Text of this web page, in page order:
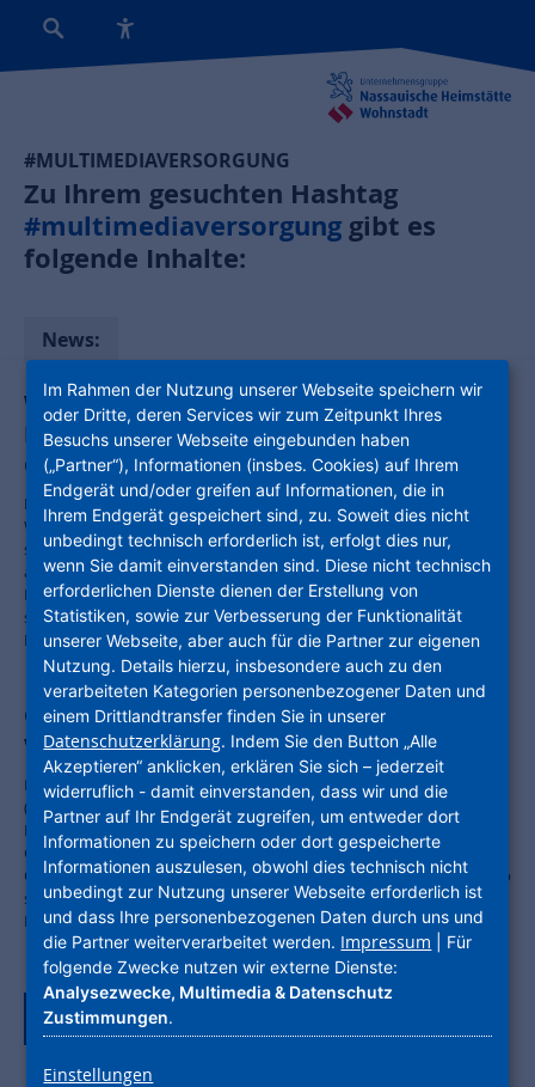
#MULTIMEDIAVERSORGUNG
Zu Ihrem gesuchten Hashtag
#multimediaversorgung gibt es
folgende Inhalte:
News:
Wohnungswirtschaft als Schlüsselakteur:
Kooperation und Open Access treiben
Glasfaserausbau voran
Eine aktuelle Studie beleuchtet die zentrale Rolle der organisierten
Wohnungswirtschaft beim bundesweiten FTTH-Ausbau. Bis 2035
strebt die Branche die flächendeckende Erschließung ihrer Bestände
an, fordert jedoch klare, investitionsfreundliche
Rahmenbedingungen und einen Paradigmenwechsel: Wettbewerb
soll auf dem Glasfasernetz stattfinden, nicht durch kostspieligen
Doppelausbau.
Glasfaser-Internet und Fernsehen von
Vodafone in den Quartieren der NHW
Die Unternehmensgruppe Nassauische Heimstätte | Wohnstadt
(NHW) und Vodafone haben eine strategische Partnerschaft zur
Multimediaversorgung und dem Auf- und Ausbau eines
Glasfasernetzes geschlossen. Davon profitieren hessenweit alle
Quartiere der NHW mit knapp 60.000 Wohnungen. Vodafone wird ab
sofort in den Wohnungsbeständen der NHW den Mieterinnen und
Mietern ein entsprechendes Angebot unterbreiten.
Zurück zur Tagübersicht
Im Rahmen der Nutzung unserer Webseite speichern wir
oder Dritte, deren Services wir zum Zeitpunkt Ihres
Besuchs unserer Webseite eingebunden haben
(„Partner“), Informationen (insbes. Cookies) auf Ihrem
Endgerät und/oder greifen auf Informationen, die in
Ihrem Endgerät gespeichert sind, zu. Soweit dies nicht
unbedingt technisch erforderlich ist, erfolgt dies nur,
wenn Sie damit einverstanden sind. Diese nicht technisch
erforderlichen Dienste dienen der Erstellung von
Statistiken, sowie zur Verbesserung der Funktionalität
unserer Webseite, aber auch für die Partner zur eigenen
Nutzung. Details hierzu, insbesondere auch zu den
verarbeiteten Kategorien personenbezogener Daten und
einem Drittlandtransfer finden Sie in unserer
Datenschutzerklärung. Indem Sie den Button „Alle
Akzeptieren“ anklicken, erklären Sie sich – jederzeit
widerruflich - damit einverstanden, dass wir und die
Partner auf Ihr Endgerät zugreifen, um entweder dort
Informationen zu speichern oder dort gespeicherte
Informationen auszulesen, obwohl dies technisch nicht
unbedingt zur Nutzung unserer Webseite erforderlich ist
und dass Ihre personenbezogenen Daten durch uns und
die Partner weiterverarbeitet werden. Impressum | Für
folgende Zwecke nutzen wir externe Dienste:
Analysezwecke, Multimedia & Datenschutz
Zustimmungen.
Einstellungen